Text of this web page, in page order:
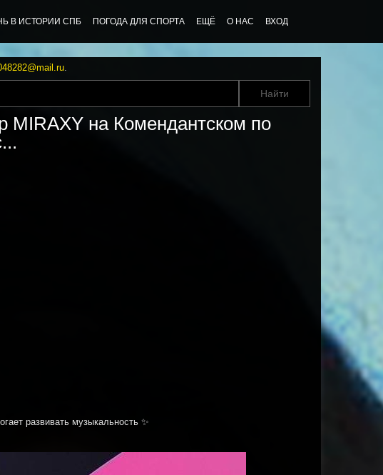
В ИСТОРИИ СПБ ПОГОДА ДЛЯ СПОРТА ЕЩЁ О НАС ВХОД
.
на Комендантском по
развивать музыкальность ✨